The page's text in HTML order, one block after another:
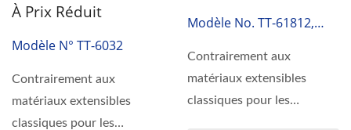
À Prix Réduit
Modèle N° TT-6032
Contrairement aux
matériaux extensibles
classiques pour les
Modèle No. TT-61812,
Contrairement aux
matériaux extensibles
classiques pour les